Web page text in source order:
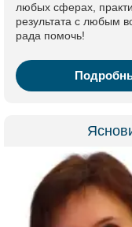
любых сферах,
результата с любым
рада помочь!